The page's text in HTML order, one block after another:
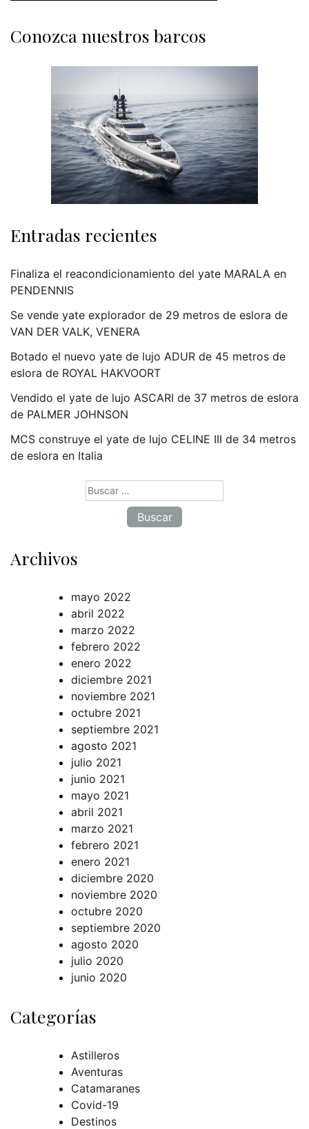
Conozca nuestros barcos
Entradas recientes
Finaliza el reacondicionamiento del yate MARALA en
PENDENNIS
Se vende yate explorador de 29 metros de eslora de
VAN DER VALK, VENERA
Botado el nuevo yate de lujo ADUR de 45 metros de
eslora de ROYAL HAKVOORT
Vendido el yate de lujo ASCARI de 37 metros de eslora
de PALMER JOHNSON
MCS construye el yate de lujo CELINE III de 34 metros
de eslora en Italia
Archivos
mayo 2022
abril 2022
marzo 2022
febrero 2022
enero 2022
diciembre 2021
noviembre 2021
octubre 2021
septiembre 2021
agosto 2021
julio 2021
junio 2021
mayo 2021
abril 2021
marzo 2021
febrero 2021
enero 2021
diciembre 2020
noviembre 2020
octubre 2020
septiembre 2020
agosto 2020
julio 2020
junio 2020
Categorías
Astilleros
Aventuras
Catamaranes
Covid-19
Destinos